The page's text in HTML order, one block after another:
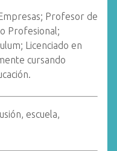
Profesor de
Profesional;
Licenciado en
cursando
escuela,